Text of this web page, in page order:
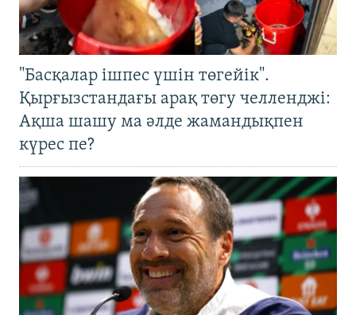
"Басқалар ішпес үшін төгейік".
Қырғызстандағы арақ төгу челленджі:
Ақша шашу ма әлде жамандықпен
күрес пе?